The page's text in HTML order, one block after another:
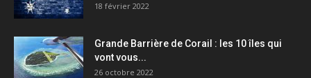
18 février 2022
Grande Barrière de Corail : les 10 îles qui
vont vous...
26 octobre 2022